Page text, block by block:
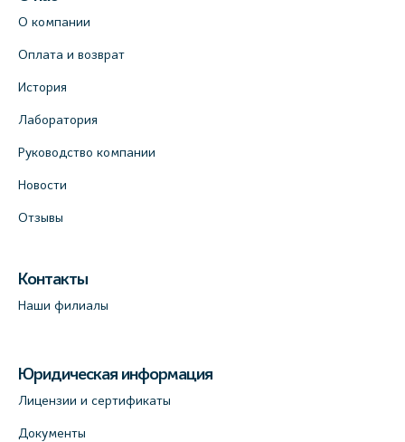
О компании
Оплата и возврат
История
Лаборатория
Руководство компании
Новости
Отзывы
Контакты
Наши филиалы
Юридическая информация
Лицензии и сертификаты
Документы